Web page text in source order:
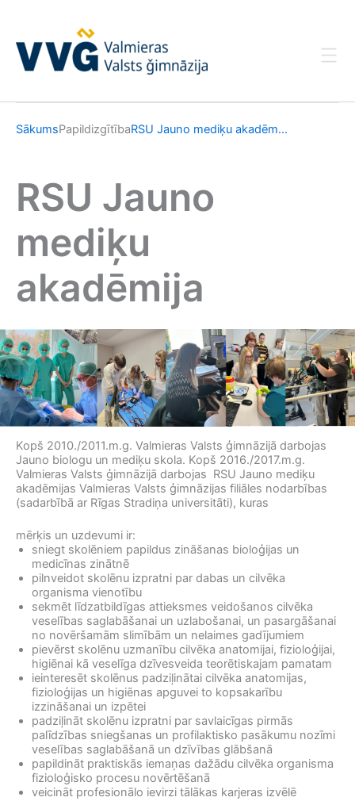
SākumsPapildizgītībaRSU Jauno mediķu akadēm...
RSU Jauno
mediķu
akadēmija
Kopš 2010./2011.m.g. Valmieras Valsts ģimnāzijā darbojas
Jauno biologu un mediķu skola. Kopš 2016./2017.m.g.
Valmieras Valsts ģimnāzijā darbojas RSU Jauno mediķu
akadēmijas Valmieras Valsts ģimnāzijas filiāles nodarbības
(sadarbībā ar Rīgas Stradiņa universitāti), kuras
mērķis un uzdevumi ir:
sniegt skolēniem papildus zināšanas bioloģijas un
medicīnas zinātnē
pilnveidot skolēnu izpratni par dabas un cilvēka
organisma vienotību
sekmēt līdzatbildīgas attieksmes veidošanos cilvēka
veselības saglabāšanai un uzlabošanai, un pasargāšanai
no novēršamām slimībām un nelaimes gadījumiem
pievērst skolēnu uzmanību cilvēka anatomijai, fizioloģijai,
higiēnai kā veselīga dzīvesveida teorētiskajam pamatam
ieinteresēt skolēnus padziļinātai cilvēka anatomijas,
fizioloģijas un higiēnas apguvei to kopsakarību
izzināšanai un izpētei
padziļināt skolēnu izpratni par savlaicīgas pirmās
palīdzības sniegšanas un profilaktisko pasākumu nozīmi
veselības saglabāšanā un dzīvības glābšanā
papildināt praktiskās iemaņas dažādu cilvēka organisma
fizioloģisko procesu novērtēšanā
veicināt profesionālo ievirzi tālākas karjeras izvēlē